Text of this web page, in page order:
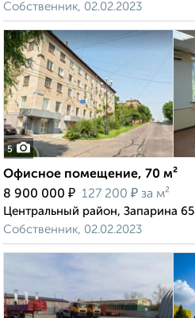
Собственник, 02.02.2023
5
Офисное помещение, 70 м²
8 900 000 ₽ 127 200 ₽ за м²
Центральный район, Запарина 65
Собственник, 02.02.2023